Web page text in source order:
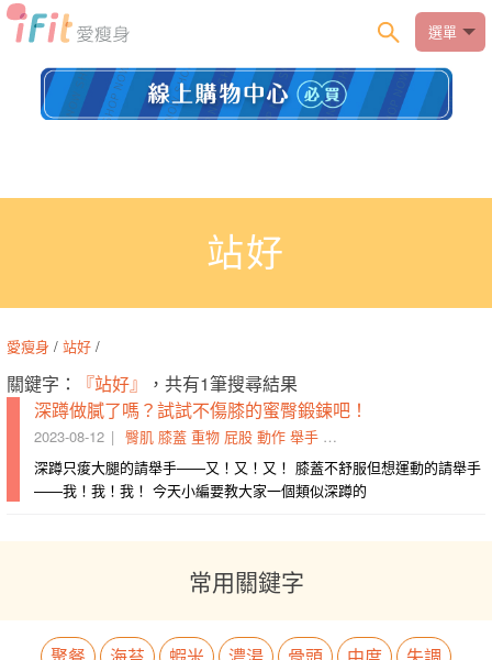
選單
站好
愛瘦身 / 站好 /
關鍵字： 『站好』
，共有1筆搜尋結果
深蹲做膩了嗎？試試不傷膝的蜜臀鍛鍊吧！
2023-08-12 臀肌 膝蓋 重物 屁股 動作 舉手 超硬
深蹲只痠大腿的請舉手——又！又！又！ 膝蓋不舒服但想運動的請舉手
——我！我！我！ 今天小編要教大家一個類似深蹲的
常用關鍵字